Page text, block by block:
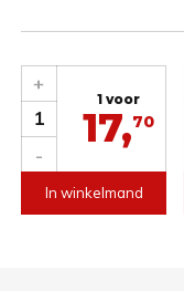
1
-
+
1 voor
17,70
In winkelmand